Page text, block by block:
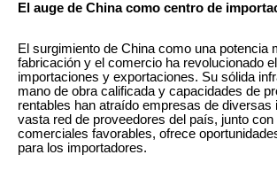
El auge de China como centro de
El surgimiento de China como una potencia
fabricación y el comercio ha revolucionado
importaciones y exportaciones. Su sólida
mano de obra calificada y capacidades de
rentables han atraído empresas de diversas
vasta red de proveedores del país, junto con
comerciales favorables, ofrece
para los importadores.